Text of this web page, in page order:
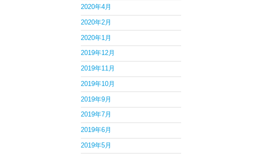
2020年4月
2020年2月
2020年1月
2019年12月
2019年11月
2019年10月
2019年9月
2019年7月
2019年6月
2019年5月